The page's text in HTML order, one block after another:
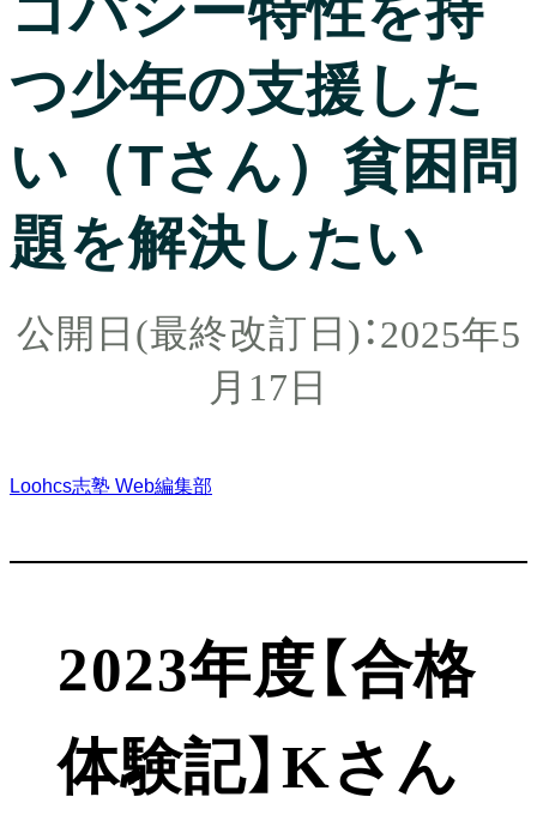
つ少年の支援した
い（Tさん）貧困問
題を解決したい
2025年5
月17日
Loohcs志塾 Web編集部
2023年度【合格
体験記】Kさん